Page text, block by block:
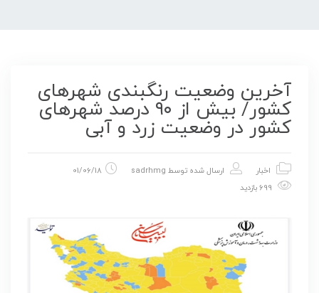
آخرین وضعیت رنگبندی شهرهای
کشور/ بیش از ۹۰ درصد شهرهای
کشور در وضعیت زرد و آبی
اخبار ارسال شده توسط sadrhmg
01/06/18